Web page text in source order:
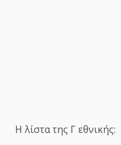
Η λίστα της Γ εθνικής: